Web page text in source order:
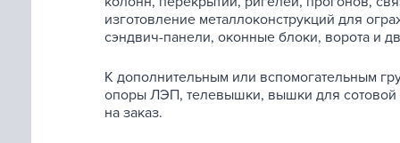
изготовление металлоконструкций для
сэндвич-панели, оконные блоки, ворота и
К дополнительным или вспомогательным
опоры ЛЭП, телевышки, вышки для сотовой
на заказ.